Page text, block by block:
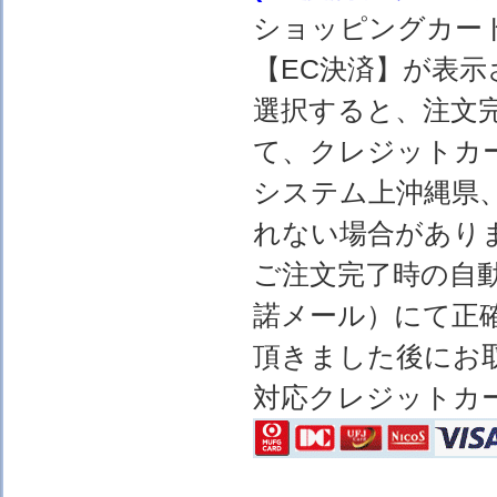
ショッピングカー
【EC決済】が表
選択すると、注文
て、クレジットカ
システム上沖縄県
れない場合があり
ご注文完了時の自
諾メール）にて正
頂きました後にお
対応クレジットカ